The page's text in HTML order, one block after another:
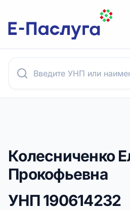
Колесниченко
Прокофьевна
УНП190614232